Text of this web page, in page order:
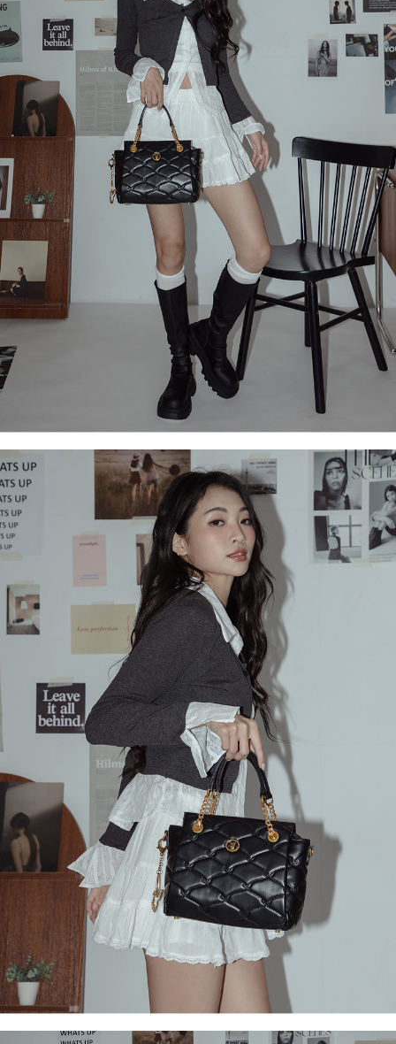
１．透過由恩沛科技股份有限公司提供之「AFTEE先享後付」服務完成之交
易，需依本服務之必要範圍內提供個人資料，並將交易相關給付款項請求債
權轉讓予恩沛科技股份有限公司。
２．關於個人資料處理事宜，請瀏覽以下網址：
https://aftee.tw/terms/#terms3
３．未成年的使用者請事先徵得法定代理人或監護人之同意方可使用
「AFTEE先享後付」，若未經同意申辦者引起之損失，本公司不負相關責
任。
４．使用「AFTEE先享後付」時，將依據個別帳號之用戶狀況，依本公司即
時審查核予不同之上限額度；若仍有額度不足之情形，本公司將視審查結果
請求用戶進行身份認證。
５．嚴禁一人註冊多個帳號或使用他人資訊註冊。若發現惡意使用之情形，
恩沛科技股份有限公司將有權停止該用戶之使用額度並採取法律行動。
每筆NT$60，滿NT$2,000(含以上)免運費
付款後7-11取貨
每筆NT$60，滿NT$2,000(含以上)免運費
宅配
每筆NT$60，滿NT$2,000(含以上)免運費
每筆NT$100